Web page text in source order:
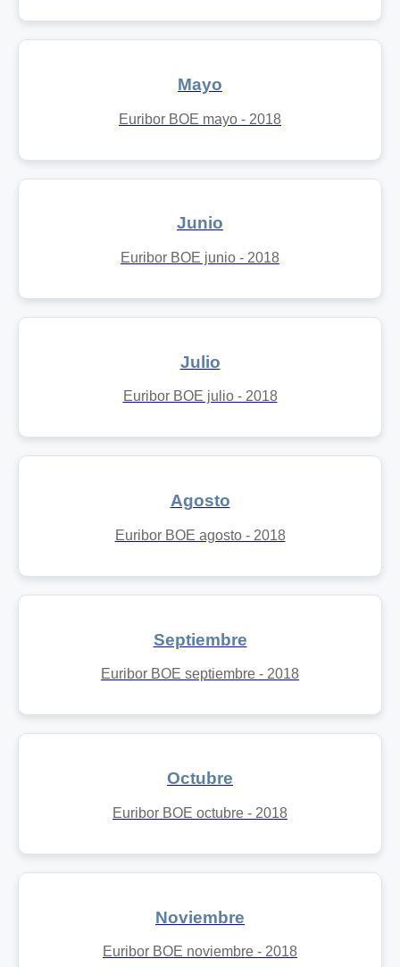
Mayo
Euribor BOE mayo - 2018
Junio
Euribor BOE junio - 2018
Julio
Euribor BOE julio - 2018
Agosto
Euribor BOE agosto - 2018
Septiembre
Euribor BOE septiembre - 2018
Octubre
Euribor BOE octubre - 2018
Noviembre
Euribor BOE noviembre - 2018